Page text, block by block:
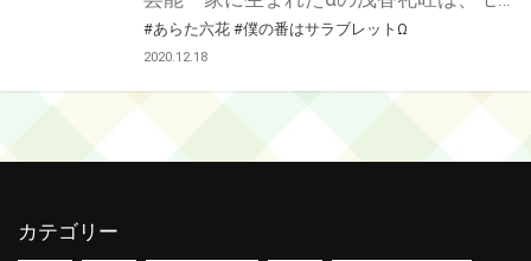
#あらた六花 #僕の番はサラブレットΩ
2020.12.18
カテゴリー